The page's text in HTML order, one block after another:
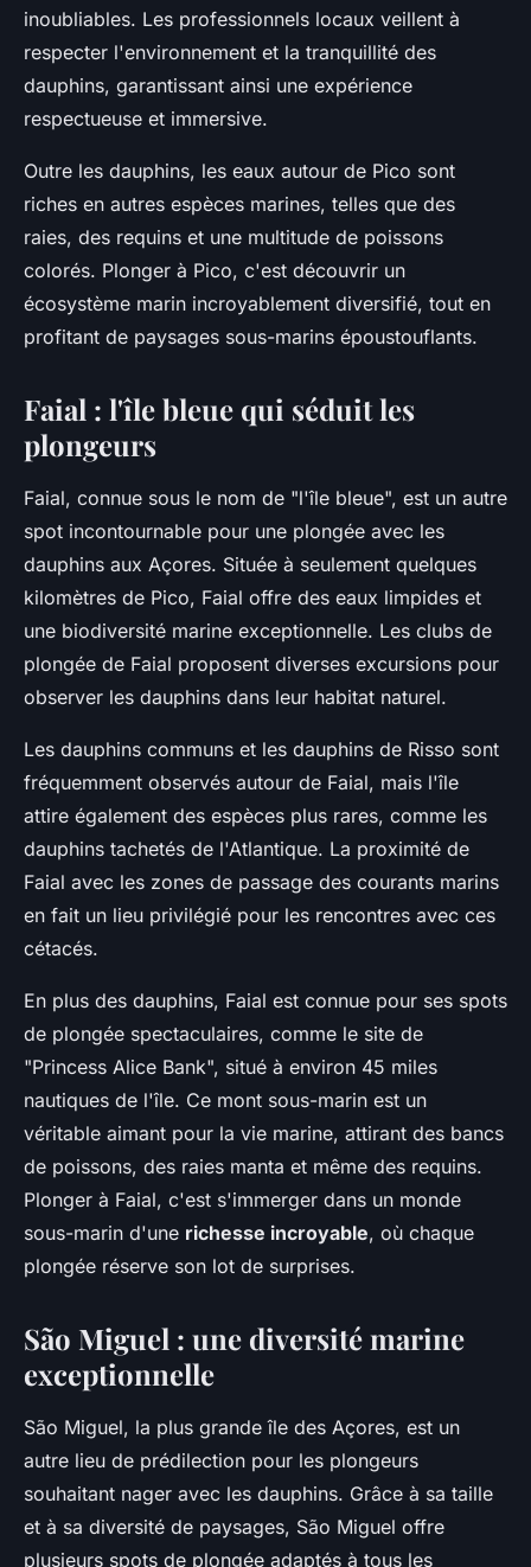
inoubliables. Les professionnels locaux veillent à
respecter l'environnement et la tranquillité des
dauphins, garantissant ainsi une expérience
respectueuse et immersive.
Outre les dauphins, les eaux autour de Pico sont
riches en autres espèces marines, telles que des
raies, des requins et une multitude de poissons
colorés. Plonger à Pico, c'est découvrir un
écosystème marin incroyablement diversifié, tout en
profitant de paysages sous-marins époustouflants.
Faial : l'île bleue qui séduit les
plongeurs
Faial, connue sous le nom de "l'île bleue", est un autre
spot incontournable pour une plongée avec les
dauphins aux Açores. Située à seulement quelques
kilomètres de Pico, Faial offre des eaux limpides et
une biodiversité marine exceptionnelle. Les clubs de
plongée de Faial proposent diverses excursions pour
observer les dauphins dans leur habitat naturel.
Les dauphins communs et les dauphins de Risso sont
fréquemment observés autour de Faial, mais l'île
attire également des espèces plus rares, comme les
dauphins tachetés de l'Atlantique. La proximité de
Faial avec les zones de passage des courants marins
en fait un lieu privilégié pour les rencontres avec ces
cétacés.
En plus des dauphins, Faial est connue pour ses spots
de plongée spectaculaires, comme le site de
"Princess Alice Bank", situé à environ 45 miles
nautiques de l'île. Ce mont sous-marin est un
véritable aimant pour la vie marine, attirant des bancs
de poissons, des raies manta et même des requins.
Plonger à Faial, c'est s'immerger dans un monde
sous-marin d'une richesse incroyable, où chaque
plongée réserve son lot de surprises.
São Miguel : une diversité marine
exceptionnelle
São Miguel, la plus grande île des Açores, est un
autre lieu de prédilection pour les plongeurs
souhaitant nager avec les dauphins. Grâce à sa taille
et à sa diversité de paysages, São Miguel offre
plusieurs spots de plongée adaptés à tous les